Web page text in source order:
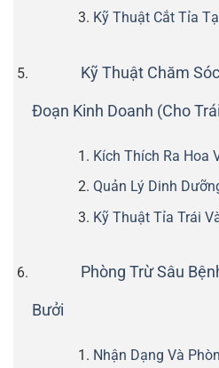
Kỹ Thuật Cắt Tỉa
Kỹ Thuật Chăm
Đoạn Kinh Doanh (Cho
Kích Thích Ra Hoa
Quản Lý Dinh
Kỹ Thuật Tỉa Trái
Phòng Trừ Sâu
Bưởi
Nhận Dạng Và